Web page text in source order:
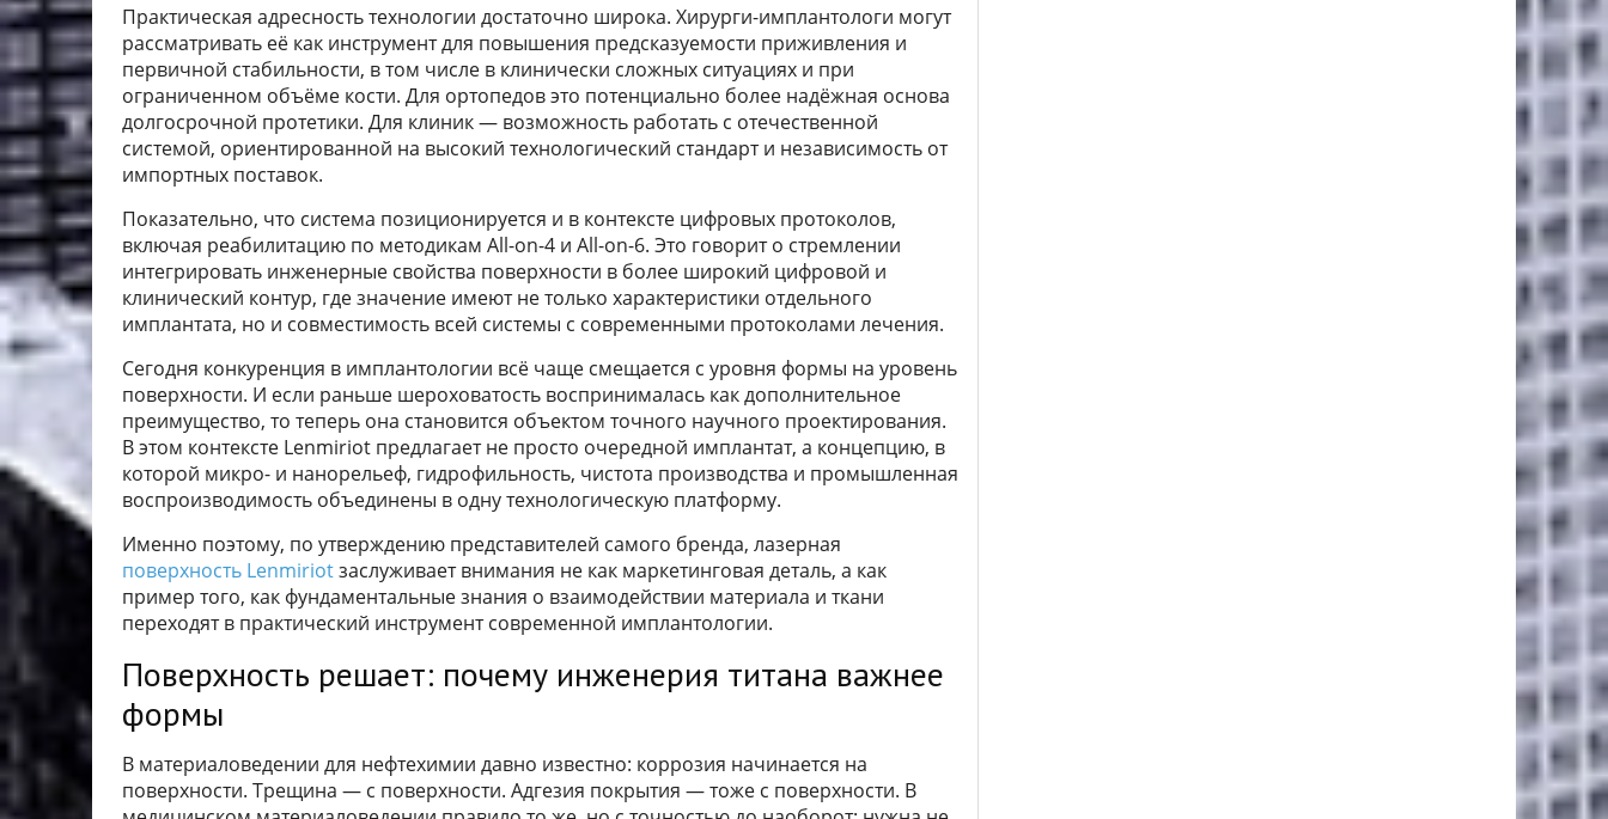
Практическая адресность технологии достаточно широка. Хирурги-имплантологи могут
рассматривать её как инструмент для повышения предсказуемости приживления и
первичной стабильности, в том числе в клинически сложных ситуациях и при
ограниченном объёме кости. Для ортопедов это потенциально более надёжная основа
долгосрочной протетики. Для клиник — возможность работать с отечественной
системой, ориентированной на высокий технологический стандарт и независимость от
импортных поставок.
Показательно, что система позиционируется и в контексте цифровых протоколов,
включая реабилитацию по методикам All-on-4 и All-on-6. Это говорит о стремлении
интегрировать инженерные свойства поверхности в более широкий цифровой и
клинический контур, где значение имеют не только характеристики отдельного
имплантата, но и совместимость всей системы с современными протоколами лечения.
Сегодня конкуренция в имплантологии всё чаще смещается с уровня формы на уровень
поверхности. И если раньше шероховатость воспринималась как дополнительное
преимущество, то теперь она становится объектом точного научного проектирования.
В этом контексте Lenmiriot предлагает не просто очередной имплантат, а концепцию, в
которой микро- и нанорельеф, гидрофильность, чистота производства и промышленная
воспроизводимость объединены в одну технологическую платформу.
Именно поэтому, по утверждению представителей самого бренда, лазерная
поверхность Lenmiriotзаслуживает внимания не как маркетинговая деталь, а как
пример того, как фундаментальные знания о взаимодействии материала и ткани
переходят в практический инструмент современной имплантологии.
Поверхность решает: почему инженерия титана важнее
формы
В материаловедении для нефтехимии давно известно: коррозия начинается на
поверхности. Трещина — с поверхности. Адгезия покрытия — тоже с поверхности. В